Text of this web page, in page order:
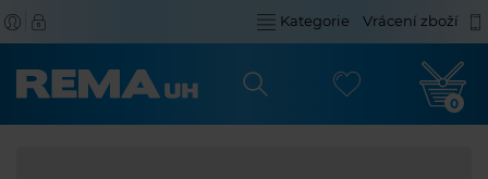
Kategorie Vrácení zboží
0